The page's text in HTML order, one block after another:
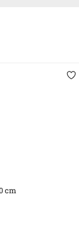
cm